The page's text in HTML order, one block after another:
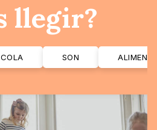
llegir?
SON